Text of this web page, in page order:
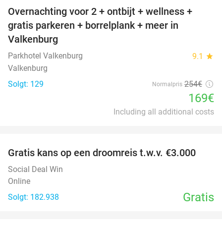
33%
Overnachting voor 2 + ontbijt + wellness +
gratis parkeren + borrelplank + meer in
Valkenburg
Parkhotel Valkenburg 9.1 star
Valkenburg
Solgt: 129
Normalpris 254€
169€
Including all additional costs
Gratis kans op een droomreis t.w.v. €3.000
Social Deal Win
Online
Solgt: 182.938
Gratis